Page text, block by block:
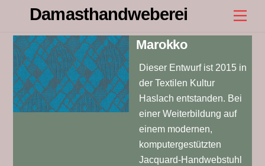
content
Damasthandweberei
Marokko
Dieser Entwurf ist 2015 in
der Textilen Kultur
Haslach entstanden. Bei
einer Weiterbildung auf
einem modernen,
komputergestützten
Jacquard-Handwebstuhl